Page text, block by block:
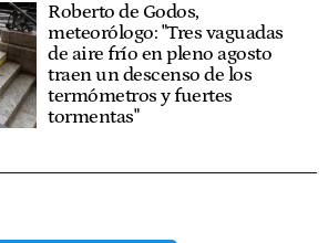
Roberto de Godos,
meteorólogo: "Tres vaguadas
de aire frío en pleno agosto
traen un descenso de los
termómetros y fuertes
tormentas"